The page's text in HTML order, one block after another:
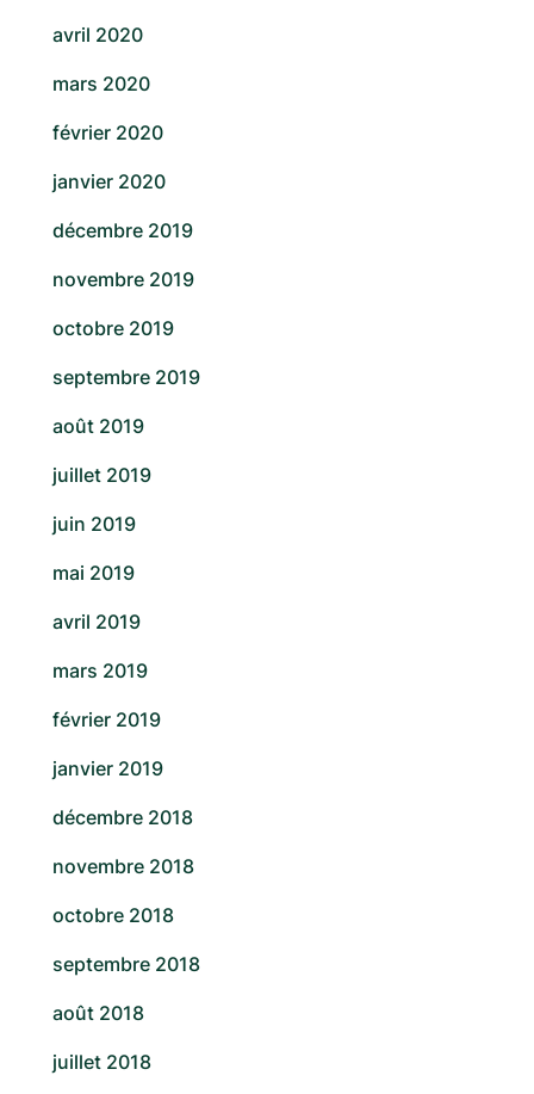
avril 2020
mars 2020
février 2020
janvier 2020
décembre 2019
novembre 2019
octobre 2019
septembre 2019
août 2019
juillet 2019
juin 2019
mai 2019
avril 2019
mars 2019
février 2019
janvier 2019
décembre 2018
novembre 2018
octobre 2018
septembre 2018
août 2018
juillet 2018